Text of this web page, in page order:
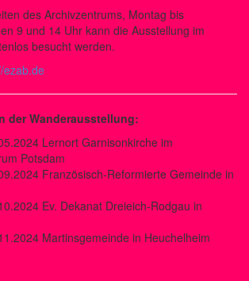
des Archivzentrums, Montag bis
9 und 14 Uhr kann die Ausstellung im
besucht werden.
ezab.de
der Wanderausstellung:
Lernort Garnisonkirche im
Potsdam
Französisch-Reformierte Gemeinde in
Ev. Dekanat Dreieich-Rodgau in
Martinsgemeinde in Heuchelheim